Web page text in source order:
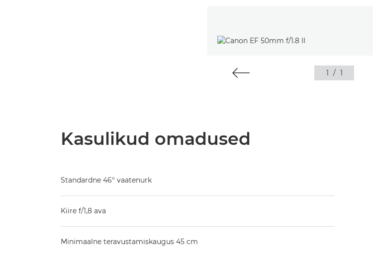
1 / 1
Kasulikud omadused
Standardne 46° vaatenurk
Kiire f/1,8 ava
Minimaalne teravustamiskaugus 45 cm